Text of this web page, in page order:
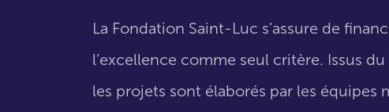
La Fondation Saint-Luc s’assure de
l’excellence comme seul critère. Issus
les projets sont élaborés par les équipes